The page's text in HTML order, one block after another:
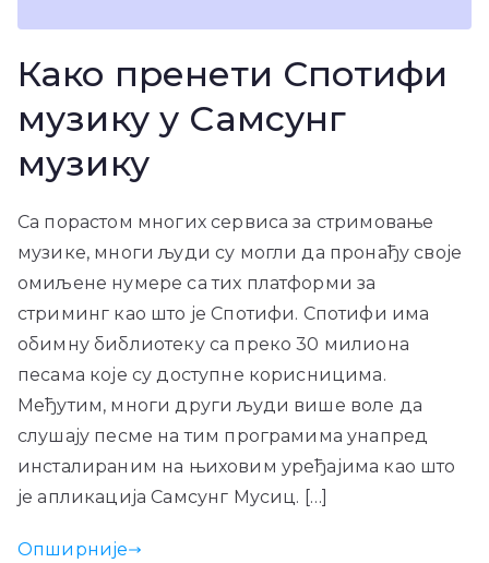
Како пренети Спотифи
музику у Самсунг
музику
Са порастом многих сервиса за стримовање
музике, многи људи су могли да пронађу своје
омиљене нумере са тих платформи за
стриминг као што је Спотифи. Спотифи има
обимну библиотеку са преко 30 милиона
песама које су доступне корисницима.
Међутим, многи други људи више воле да
слушају песме на тим програмима унапред
инсталираним на њиховим уређајима као што
је апликација Самсунг Мусиц. […]
Опширније